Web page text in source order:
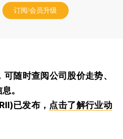
订阅/会员升级
可随时查阅公司股价走势、
。
已发布， 点击了解行业动